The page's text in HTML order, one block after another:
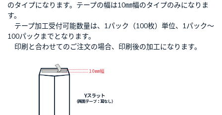
のタイプになります。テープの幅は10㎜幅のタイプのみになりま
す。
テープ加工受付可能数量は、1パック（100枚）単位、1パック～
100パックまでとなります。
印刷と合わせてのご注文の場合、印刷後の加工になります。